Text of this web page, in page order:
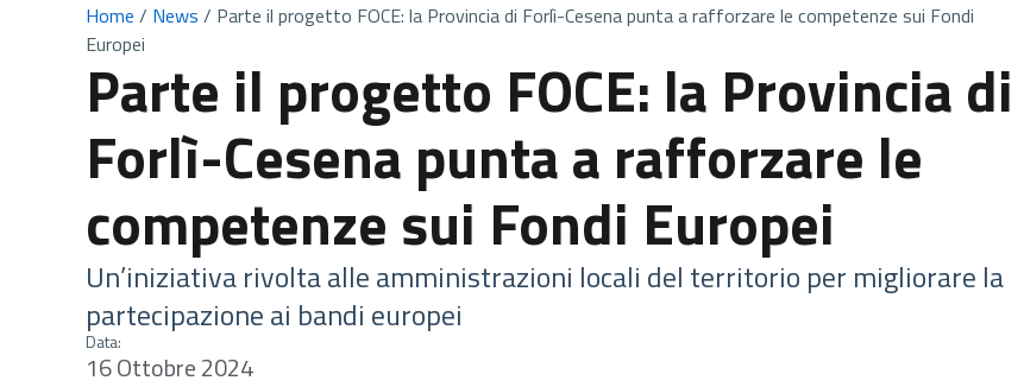
Home / News / Parte il progetto FOCE: la Provincia di Forlì-Cesena punta a rafforzare le competenze sui Fondi
Europei
Parte il progetto FOCE: la Provincia di
Forlì-Cesena punta a rafforzare le
competenze sui Fondi Europei
Un’iniziativa rivolta alle amministrazioni locali del territorio per migliorare la
partecipazione ai bandi europei
Data:
16 Ottobre 2024